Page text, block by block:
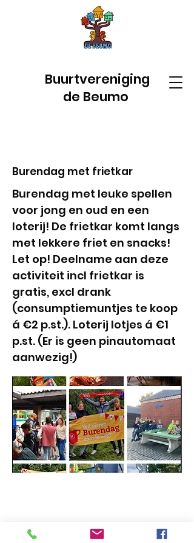
Buurtvereniging
de Beumo
Burendag met frietkar
Burendag met leuke spellen
voor jong en oud en een
loterij! De frietkar komt langs
met lekkere friet en snacks!
Let op! Deelname aan deze
activiteit incl frietkar is
gratis, excl drank
(consumptiemuntjes te koop
á €2 p.st.). Loterij lotjes á €1
p.st. (Er is geen pinautomaat
aanwezig!)